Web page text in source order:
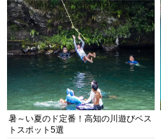
暑～い夏のド定番！高知の川遊びベス
トスポット5選